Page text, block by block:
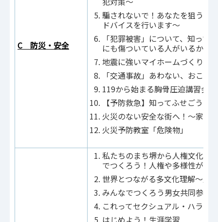
C 防災・安全
騙されないで！あなたを狙う特
ドバイスを行います～
「犯罪被害」について、知って
にも傷ついている人がいるかも
地震に強いマイホームづくり
「交通事故」あわない、おこさ
119から始まる胸骨圧迫講習会
【予防救急】知ってふせごう！
火災のない安全な街へ！～家庭
火災予防教室「危険物」
私たちのまち堺から人権文化の
でつくろう！人権や多様性が尊
世界とつながる多文化理解～人
みんなでつくろう男女共同参画
これってセクシュアル・ハラス